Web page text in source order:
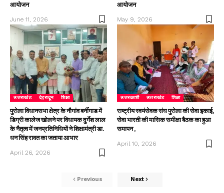
आयोजन
June 11, 2026
आयोजन
May 9, 2026
उत्तराखंड देहरादून शिक्षा
पुरोला विधानसभा क्षेत्र के नौगांव बर्नीगाड में
डिग्री कालेज खोलने पर विधायक दुर्गेश लाल
के नैतृत्व में जनप्रतिनिधियों ने शिक्षामंत्री डा.
धन सिंह रावत का जताया आभार
April 26, 2026
उत्तरकाशी उत्तराखंड शिक्षा
राष्ट्रीय स्वयंसेवक संघ पुरोला की सेवा इकाई,
सेवा भारती की मासिक समीक्षा बैठक का हुआ
समापन ,
April 10, 2026
Previous Next